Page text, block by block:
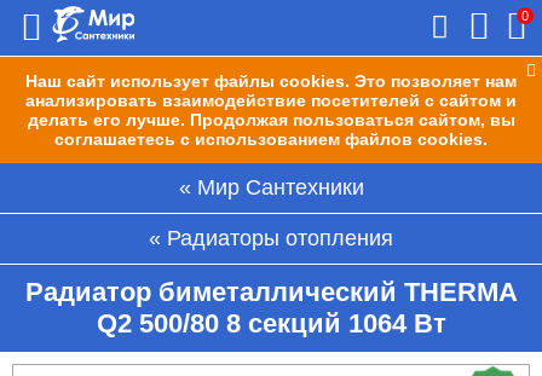
Наш сайт использует файлы cookies. Это позволяет нам
анализировать взаимодействие посетителей с сайтом и
делать его лучше. Продолжая пользоваться сайтом, вы
соглашаетесь с использованием файлов cookies.
0
Мир Сантехники
Радиаторы отопления
Радиатор биметаллический THERMA
Q2 500/80 8 секций 1064 Вт